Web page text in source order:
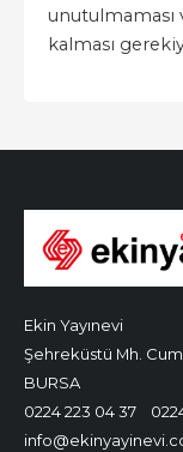
kalması
Ekin Yayınevi
Şehreküstü Mh.
BURSA
0224 223 04 37